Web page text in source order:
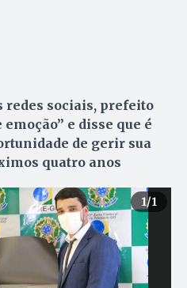
redes sociais, prefeito
e disse que é
de gerir sua
quatro anos
1/1